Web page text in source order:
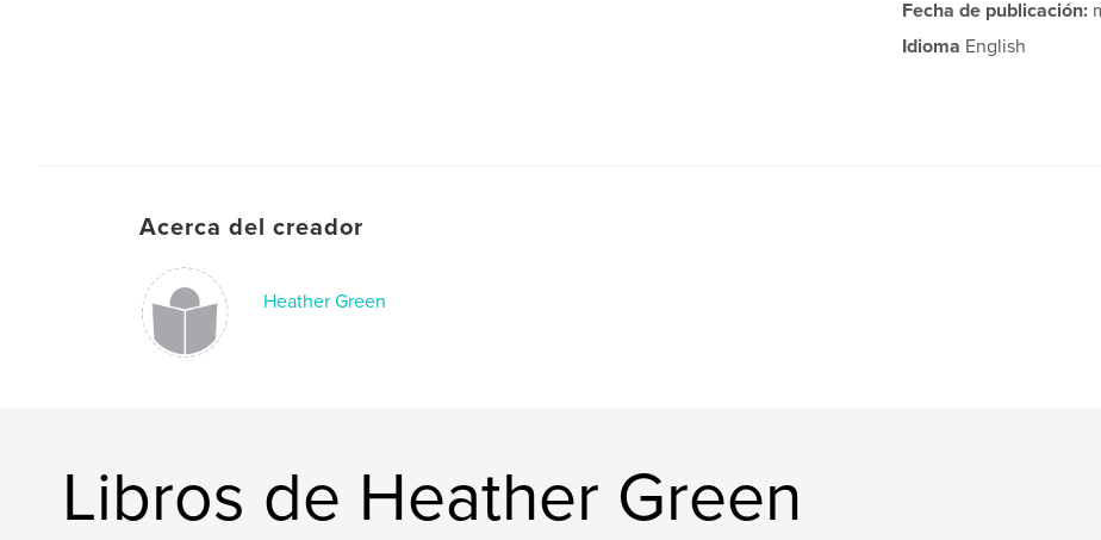
Fecha de publicación:
Idioma English
Acerca del creador
Heather Green
Libros de Heather Green